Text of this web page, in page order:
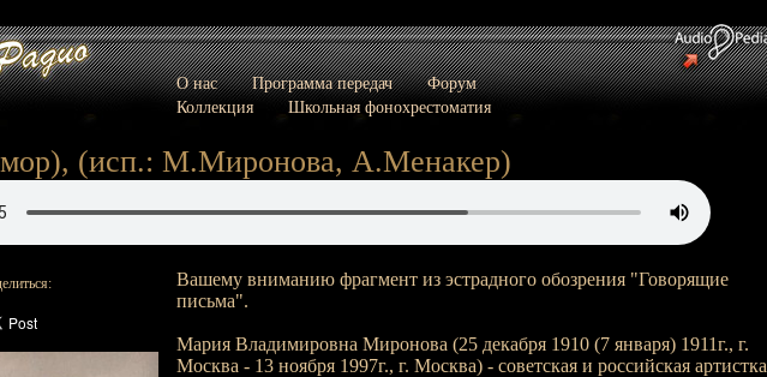
О нас Программа передач
Форум
Коллекция
Школьная фонохрестоматия
(исп.: М.Миронова, А.Менакер)
Вашему вниманию фрагмент из эстрадного обозрения "Говорящие
письма".
Мария Владимировна Миронова (25 декабря 1910 (7 января) 1911г., г.
Москва - 13 ноября 1997г., г. Москва) - советская и российская артистка